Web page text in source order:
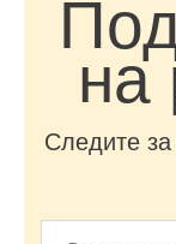
на
Следите